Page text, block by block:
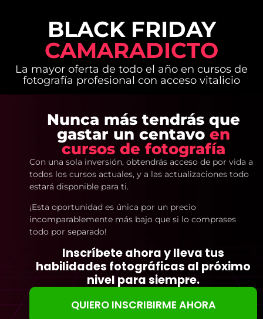
BLACK FRIDAY
CAMARADICTO
La mayor oferta de todo el año en cursos de
fotografía profesional con acceso vitalicio
Nunca más tendrás que
gastar un centavo en
cursos de fotografía
Con una sola inversión, obtendrás acceso de por vida a
todos los cursos actuales, y a las actualizaciones todo
estará disponible para ti.
¡Esta oportunidad es única por un precio
incomparablemente más bajo que si lo comprases
todo por separado!
Inscríbete ahora y lleva tus
habilidades fotográficas al próximo
nivel para siempre.
QUIERO INSCRIBIRME AHORA